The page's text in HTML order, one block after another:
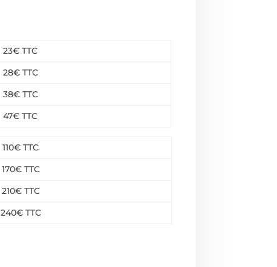
23€ TTC
28€ TTC
38€ TTC
47€ TTC
110€ TTC
170€ TTC
210€ TTC
240€ TTC